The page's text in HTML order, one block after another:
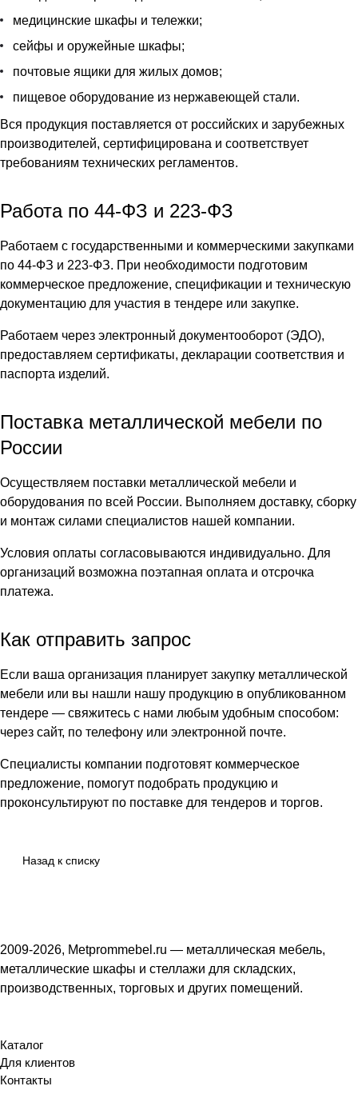
медицинские шкафы и тележки;
сейфы и оружейные шкафы;
почтовые ящики для жилых домов;
пищевое оборудование из нержавеющей стали.
Вся продукция поставляется от российских и зарубежных
производителей, сертифицирована и соответствует
требованиям технических регламентов.
Работа по 44-ФЗ и 223-ФЗ
Работаем с государственными и коммерческими закупками
по 44-ФЗ и 223-ФЗ. При необходимости подготовим
коммерческое предложение, спецификации и техническую
документацию для участия в тендере или закупке.
Работаем через электронный документооборот (ЭДО),
предоставляем сертификаты, декларации соответствия и
паспорта изделий.
Поставка металлической мебели по
России
Осуществляем поставки металлической мебели и
оборудования по всей России. Выполняем доставку, сборку
и монтаж силами специалистов нашей компании.
Условия оплаты согласовываются индивидуально. Для
организаций возможна поэтапная оплата и отсрочка
платежа.
Как отправить запрос
Если ваша организация планирует закупку металлической
мебели или вы нашли нашу продукцию в опубликованном
тендере — свяжитесь с нами любым удобным способом:
через сайт, по телефону или электронной почте.
Специалисты компании подготовят коммерческое
предложение, помогут подобрать продукцию и
проконсультируют по поставке для тендеров и торгов.
Назад к списку
2009-2026, Metprommebel.ru — металлическая мебель,
металлические шкафы и стеллажи для складских,
производственных, торговых и других помещений.
Каталог
Для клиентов
Контакты